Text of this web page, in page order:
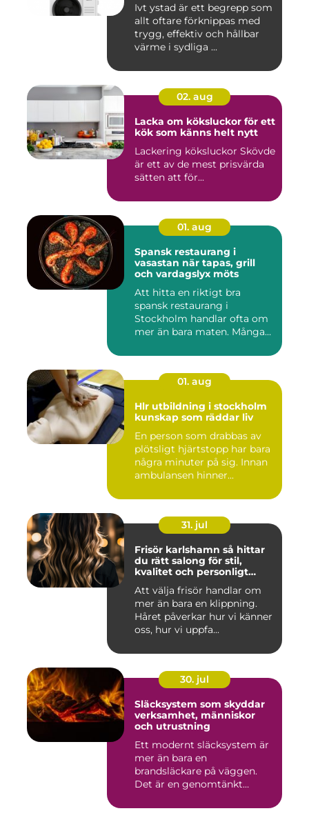
Ivt ystad är ett begrepp som
allt oftare förknippas med
trygg, effektiv och hållbar
värme i sydliga ...
02. aug
Lacka om köksluckor för ett
kök som känns helt nytt
Lackering köksluckor Skövde
är ett av de mest prisvärda
sätten att för...
01. aug
Spansk restaurang i
vasastan när tapas, grill
och vardagslyx möts
Att hitta en riktigt bra
spansk restaurang i
Stockholm handlar ofta om
mer än bara maten. Många
01. aug
Hlr utbildning i stockholm
kunskap som räddar liv
En person som drabbas av
plötsligt hjärtstopp har bara
några minuter på sig. Innan
ambulansen hinner...
31. jul
Frisör karlshamn så hittar
du rätt salong för stil,
kvalitet och personligt
Att välja frisör handlar om
mer än bara en klippning.
Håret påverkar hur vi känner
oss, hur vi uppfa...
30. jul
Släcksystem som skyddar
verksamhet, människor
och utrustning
Ett modernt släcksystem är
mer än bara en
brandsläckare på väggen.
Det är en genomtänkt